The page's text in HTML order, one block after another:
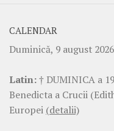
CALENDAR
Duminică, 9 august 2026
Latin:† DUMINICA a
Benedicta a Crucii
Europei (detalii)